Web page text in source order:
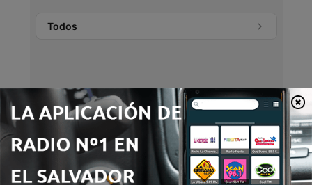
Todos
No se encontraron podcasts.